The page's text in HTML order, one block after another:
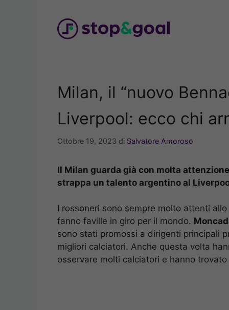
Milan, il “nuovo
Liverpool: ecco chi
Ottobre 19, 2023 di Salvatore Amoroso
Il Milan guarda già con molta
strappa un talento argentino al
I rossoneri sono sempre molto attenti
fanno faville in giro per il mondo.
sono stati promossi a dirigenti principali
migliori calciatori. Anche questa volta
osservare molti calciatori e hanno